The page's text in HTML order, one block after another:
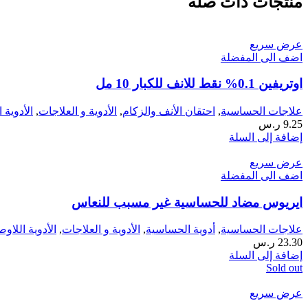
عرض سريع
اضف الى المفضلة
اوتريفين 0.1% نقط للانف للكبار 10 مل
علاجات الحساسية, احتقان الأنف والزكام, الأدوية و العلاجات,
9.25 ر.س
إضافة إلى السلة
عرض سريع
اضف الى المفضلة
ايريوس مضاد للحساسية غير مسبب للنعاس
علاجات الحساسية, أدوية الحساسية, الأدوية و العلاجات, الأدوية
23.30 ر.س
إضافة إلى السلة
Sold out
عرض سريع